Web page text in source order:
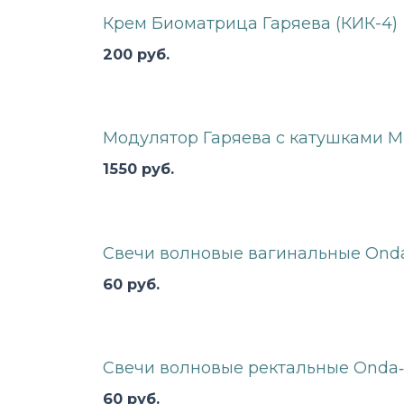
Крем Биоматрица Гаряева (КИК-4)
200 руб.
Модулятор Гаряева с катушками
1550 руб.
Свечи волновые вагинальные
60 руб.
Свечи волновые ректальные
60 руб.